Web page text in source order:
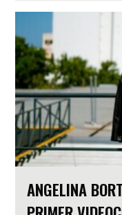
ANGELINA